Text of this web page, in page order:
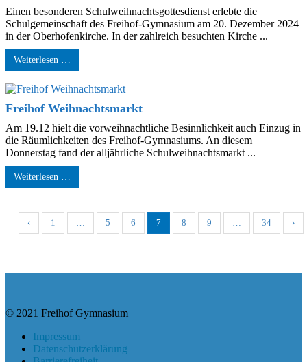
Einen besonderen Schulweihnachtsgottesdienst erlebte die
Schulgemeinschaft des Freihof-Gymnasium am 20. Dezember 2024
in der Oberhofenkirche. In der zahlreich besuchten Kirche ...
Weiterlesen …
Freihof Weihnachtsmarkt
Am 19.12 hielt die vorweihnachtliche Besinnlichkeit auch Einzug in
die Räumlichkeiten des Freihof-Gymnasiums. An diesem
Donnerstag fand der alljährliche Schulweihnachtsmarkt ...
Weiterlesen …
‹ 1 5 6 7 8 9 34 ›
© 2021 Freihof Gymnasium
Impressum
Datenschutzerklärung